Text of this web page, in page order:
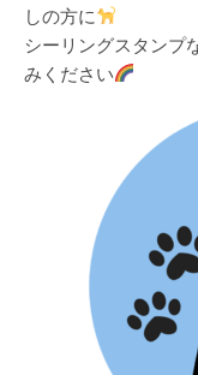
しの方に
シーリングスタンプ
みください